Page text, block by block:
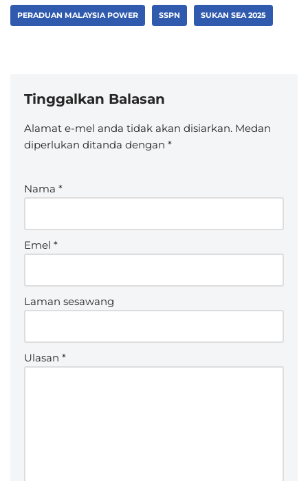
PERADUAN MALAYSIA POWER SSPN SUKAN SEA 2025
Tinggalkan Balasan
Alamat e-mel anda tidak akan disiarkan. Medan
diperlukan ditanda dengan *
Nama *
Emel *
Laman sesawang
Ulasan *